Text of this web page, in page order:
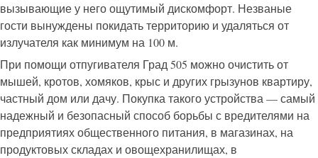
вызывающие у него ощутимый дискомфорт. Незваные
гости вынуждены покидать территорию и удаляться от
излучателя как минимум на 100 м.
При помощи отпугивателя Град 505 можно очистить от
мышей, кротов, хомяков, крыс и других грызунов квартиру,
частный дом или дачу. Покупка такого устройства — самый
надежный и безопасный способ борьбы с вредителями на
предприятиях общественного питания, в магазинах, на
продуктовых складах и овощехранилищах, в